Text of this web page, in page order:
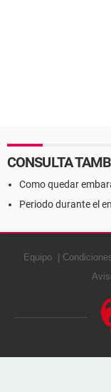
CONSULTA
Como quedar
Periodo durante el
Equipo